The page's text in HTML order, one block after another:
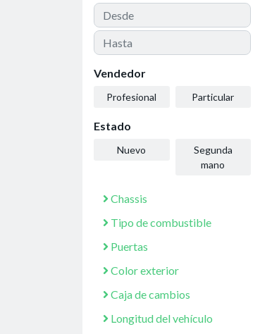
Vendedor
Profesional Particular
Estado
Nuevo
Segunda
mano
Chassis
Tipo de combustible
Puertas
Color exterior
Caja de cambios
Longitud del vehículo